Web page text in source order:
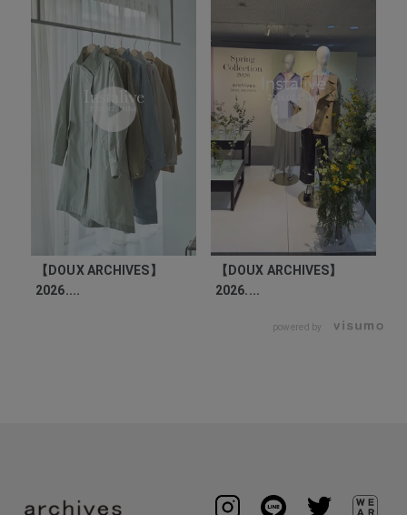
【DOUX ARCHIVES】
2026....
【DOUX ARCHIVES】
2026....
powered by